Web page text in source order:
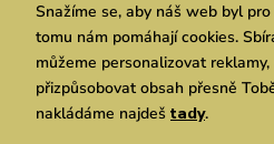
Snažíme se, aby náš web byl
tomu nám pomáhají cookies.
můžeme personalizovat
přizpůsobovat obsah přesně
nakládáme najdeš tady.